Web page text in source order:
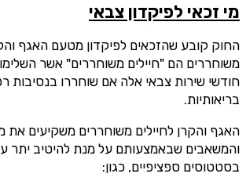
מי זכאי לפיקדון צבאי
החוק קובע שהזכאים לפיקדון מטעם האגף
חודשי שירות צבאי אלה אם שוחררו בנסיבות
בריאותיות.
האגף והקרן לחיילים משוחררים משקיעים את
והמשאבים שבאמצעותם על מנת להיטיב יתר
בסטטוסים ספציפיים, כגון: